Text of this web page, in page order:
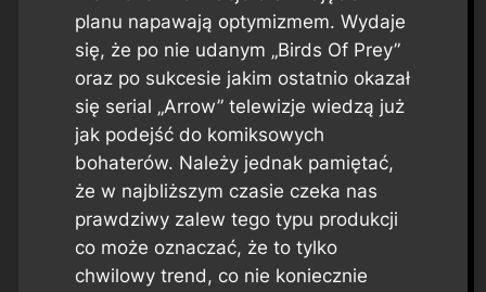
planu napawają optymizmem. Wydaje
się, że po nie udanym „Birds Of Prey”
oraz po sukcesie jakim ostatnio okazał
się serial „Arrow” telewizje wiedzą już
jak podejść do komiksowych
bohaterów. Należy jednak pamiętać,
że w najbliższym czasie czeka nas
prawdziwy zalew tego typu produkcji
co może oznaczać, że to tylko
chwilowy trend, co nie koniecznie